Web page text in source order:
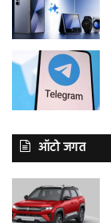
ऑटो जगत